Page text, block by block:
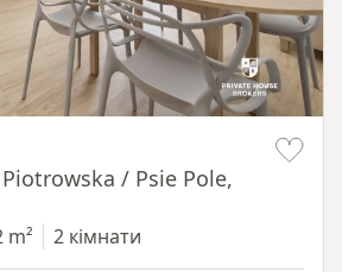
/ Psie Pole,
m² 2 кімнати